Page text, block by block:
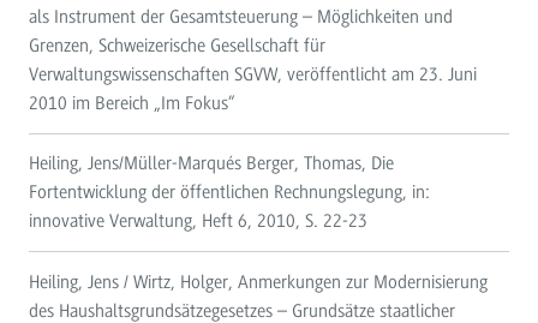
als Instrument der Gesamtsteuerung – Möglichkeiten und
Grenzen, Schweizerische Gesellschaft für
Verwaltungswissenschaften SGVW, veröffentlicht am 23. Juni
2010 im Bereich „Im Fokus“
Heiling, Jens/Müller-Marqués Berger, Thomas, Die
Fortentwicklung der öffentlichen Rechnungslegung, in:
innovative Verwaltung, Heft 6, 2010, S. 22-23
Heiling, Jens / Wirtz, Holger, Anmerkungen zur Modernisierung
des Haushaltsgrundsätzegesetzes – Grundsätze staatlicher